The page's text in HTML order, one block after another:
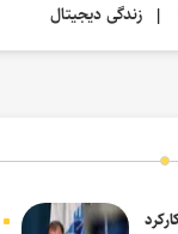
| زندگی دیجیتال